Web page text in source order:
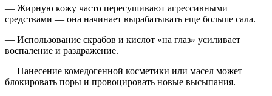
— Жирную кожу часто пересушивают агрессивными
средствами — она начинает вырабатывать еще больше сала.
— Использование скрабов и кислот «на глаз» усиливает
воспаление и раздражение.
— Нанесение комедогенной косметики или масел может
блокировать поры и провоцировать новые высыпания.